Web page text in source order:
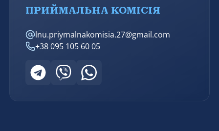
ПРИЙМАЛЬНА КОМІСІЯ
lnu.priymalnakomisia.27@gmail.com
+38 095 105 60 05